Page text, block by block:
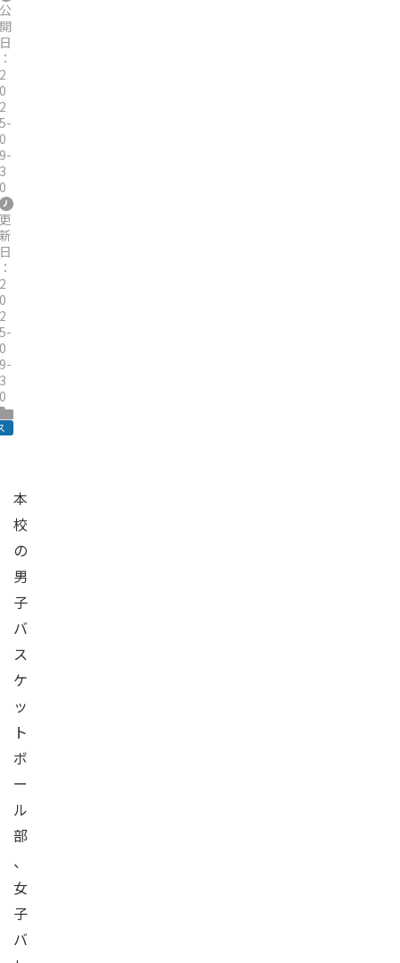
公
開
日
：
2
0
2
5-
0
9-
3
0
更
新
日
：
2
0
2
5-
0
9-
3
0
本
校
の
男
子
バ
ス
ケ
ッ
ト
ボ
ー
ル
部
、
女
子
バ